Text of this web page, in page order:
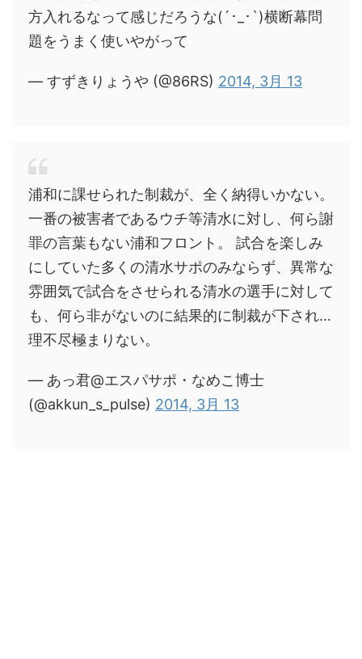
方入れるなって感じだろうな(´･_･`)横断幕問
題をうまく使いやがって
— すずきりょうや (@86RS) 2014, 3月 13
浦和に課せられた制裁が、全く納得いかない。
一番の被害者であるウチ等清水に対し、何ら謝
罪の言葉もない浦和フロント。 試合を楽しみ
にしていた多くの清水サポのみならず、異常な
雰囲気で試合をさせられる清水の選手に対して
も、何ら非がないのに結果的に制裁が下され…
理不尽極まりない。
— あっ君@エスパサポ・なめこ博士
(@akkun_s_pulse) 2014, 3月 13